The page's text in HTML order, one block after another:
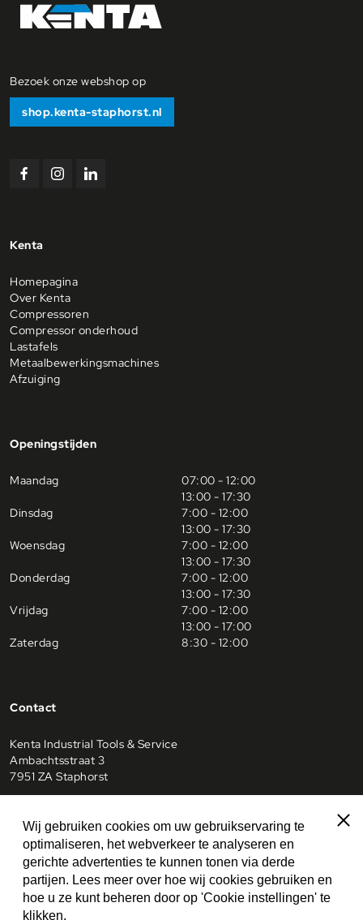
Bezoek onze webshop op
shop.kenta-staphorst.nl
BekijkBekijkBekijk
Kenta
Homepagina
Over Kenta
Compressoren
Compressor onderhoud
Lastafels
Metaalbewerkingsmachines
Afzuiging
Openingstijden
Maandag
07:00 - 12:00
13:00 - 17:30
Dinsdag
7:00 - 12:00
13:00 - 17:30
Woensdag
7:00 - 12:00
13:00 - 17:30
Donderdag
7:00 - 12:00
13:00 - 17:30
Vrijdag
7:00 - 12:00
13:00 - 17:00
Zaterdag
8:30 - 12:00
Contact
Kenta Industrial Tools & Service
Ambachtsstraat 3
7951 ZA Staphorst
0522 228345
info@kenta-staphorst.nl
0522228345
Wij gebruiken cookies om uw gebruikservaring te
optimaliseren, het webverkeer te analyseren en
gerichte advertenties te kunnen tonen via derde
partijen. Lees meer over hoe wij cookies gebruiken en
hoe u ze kunt beheren door op 'Cookie instellingen' te
klikken.